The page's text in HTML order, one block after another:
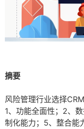
摘要
风险管理行业选择
1、功能全面性；2、
制化能力；5、整合能